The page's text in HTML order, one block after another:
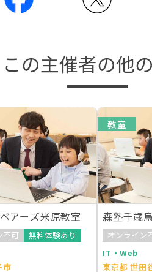
この主催者の他
アーズ米原教室
不可
無料体験あり
市
教室
森塾千歳
オンライン
IT・Web
東京都 世田